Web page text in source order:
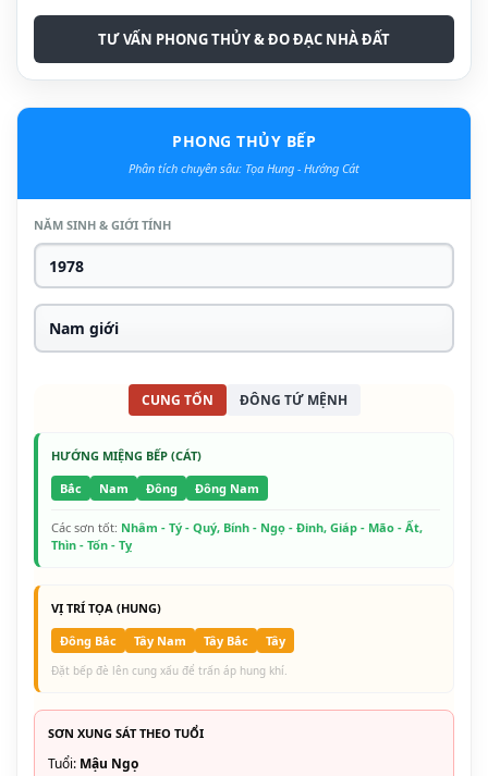
TƯ VẤN PHONG THỦY & ĐO ĐẠC NHÀ ĐẤT
PHONG THỦY BẾP
Phân tích chuyên sâu: Tọa Hung - Hướng Cát
NĂM SINH & GIỚI TÍNH
CUNG TỐN ĐÔNG TỨ MỆNH
HƯỚNG MIỆNG BẾP (CÁT)
Bắc
Nam Đông Đông Nam
Các sơn tốt: Nhâm - Tý - Quý, Bính - Ngọ - Đinh, Giáp - Mão - Ất,
Thìn - Tốn - Tỵ
VỊ TRÍ TỌA (HUNG)
Đông Bắc
Tây Nam Tây Bắc Tây
Đặt bếp đè lên cung xấu để trấn áp hung khí.
SƠN XUNG SÁT THEO TUỔI
Tuổi: Mậu Ngọ